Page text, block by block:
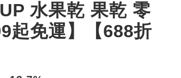
水果乾 果乾 零
起免運】【688折